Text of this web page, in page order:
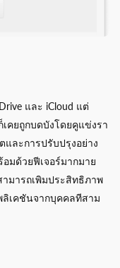
และ iCloud แต่
คยถูกบดบังโดยคูแข่งรา
และการปรับปรุงอย่าง
มด้วยฟีเจอร์มากมาย
มารถเพิมประสิทธิภาพ
ลิเคชันจากบุคคลทีสาม